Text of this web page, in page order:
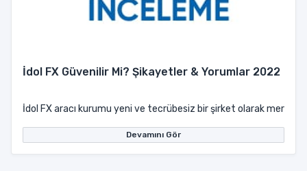
İdol FX Güvenilir Mi? Şikayetler & Yorumlar 2022
İdol FX aracı kurumu yeni ve tecrübesiz bir şirket olarak
Devamını Gör